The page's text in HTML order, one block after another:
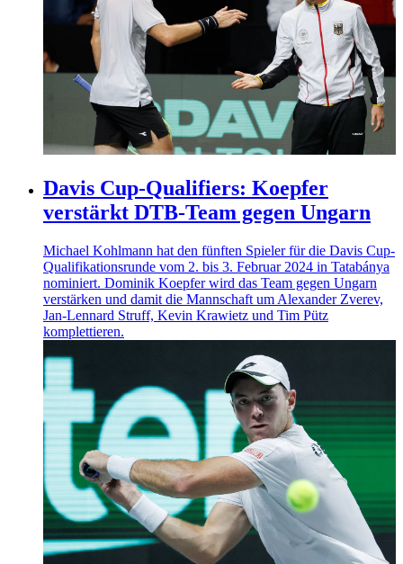
Davis Cup-Qualifiers: Koepfer
verstärkt DTB-Team gegen Ungarn
Michael Kohlmann hat den fünften Spieler für die Davis Cup-
Qualifikationsrunde vom 2. bis 3. Februar 2024 in Tatabánya
nominiert. Dominik Koepfer wird das Team gegen Ungarn
verstärken und damit die Mannschaft um Alexander Zverev,
Jan-Lennard Struff, Kevin Krawietz und Tim Pütz
komplettieren.